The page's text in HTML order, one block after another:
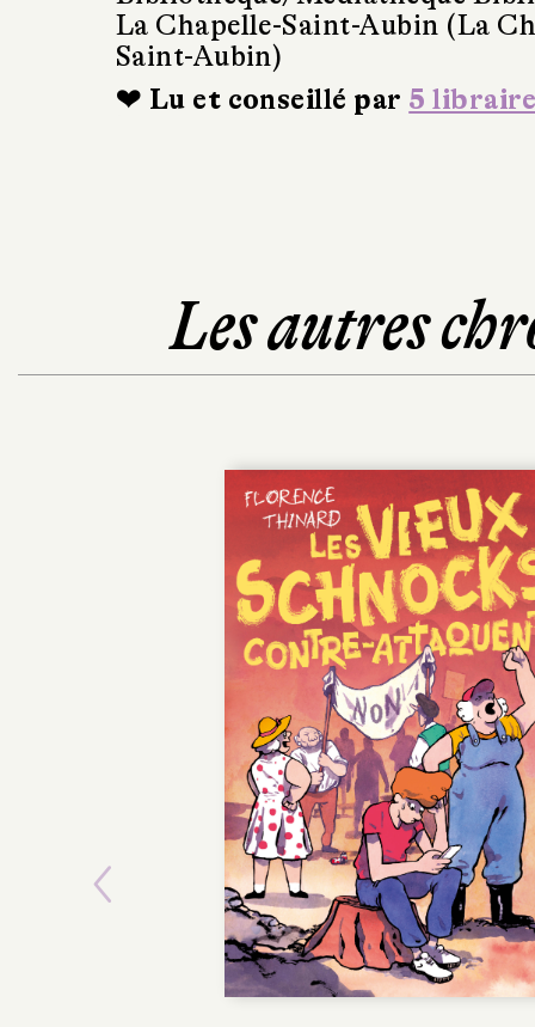
La Chapelle-Saint-Aubin (La
Saint-Aubin)
❤ Lu et conseillé par 5
Les autres
Previous